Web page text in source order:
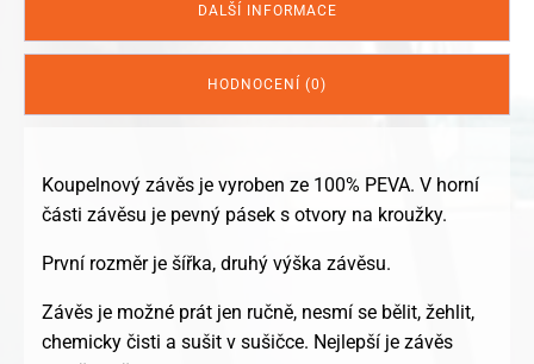
DALŠÍ INFORMACE
HODNOCENÍ (0)
Koupelnový závěs je vyroben ze 100% PEVA. V horní
části závěsu je pevný pásek s otvory na kroužky.
První rozměr je šířka, druhý výška závěsu.
Závěs je možné prát jen ručně, nesmí se bělit, žehlit,
chemicky čisti a sušit v sušičce. Nejlepší je závěs